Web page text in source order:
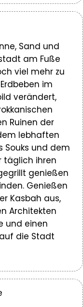
Sand und
am Fuße
viel mehr zu
im
verändert,
Ruinen der
lebhaften
Souks und dem
täglich ihren
genießen
Genießen
Kasbah aus,
Architekten
und einen
die Stadt